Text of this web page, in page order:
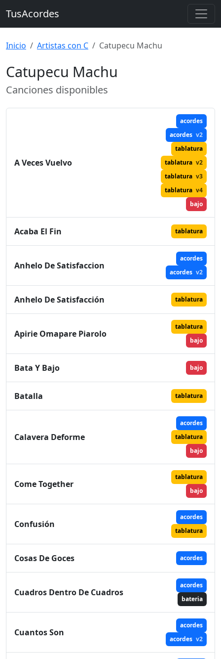
TusAcordes
Inicio Artistas con C Catupecu Machu
Catupecu Machu
Canciones disponibles
A Veces Vuelvo
acordes
acordes v2
tablatura
tablatura v2
tablatura v3
tablatura v4
bajo
Acaba El Fin tablatura
Anhelo De Satisfaccion
acordes
acordes v2
Anhelo De Satisfacción tablatura
Apirie Omapare Piarolo
tablatura
bajo
Bata Y Bajo bajo
Batalla tablatura
Calavera Deforme
acordes
tablatura
bajo
Come Together
tablatura
bajo
Confusión
acordes
tablatura
Cosas De Goces acordes
Cuadros Dentro De Cuadros
acordes
bateria
Cuantos Son
acordes
acordes v2